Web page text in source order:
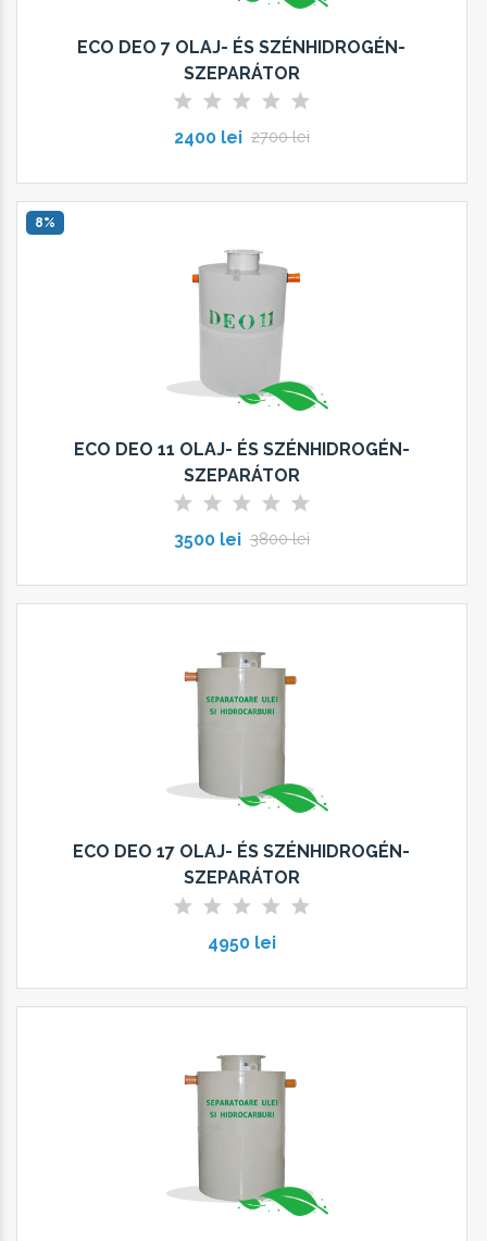
ECO DEO 7 OLAJ- ÉS SZÉNHIDROGÉN-
SZEPARÁTOR
2700 lei
2400 lei
8%
ECO DEO 11 OLAJ- ÉS SZÉNHIDROGÉN-
SZEPARÁTOR
3800 lei
3500 lei
ECO DEO 17 OLAJ- ÉS SZÉNHIDROGÉN-
SZEPARÁTOR
4950 lei